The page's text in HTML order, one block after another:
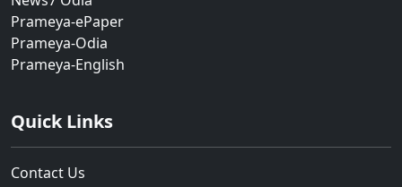
Prameya-ePaper
Prameya-Odia
Prameya-English
Quick Links
Contact Us